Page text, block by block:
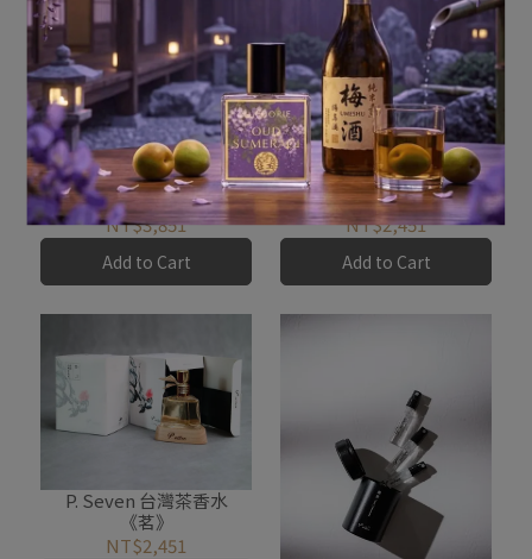
P. Seven 台灣茶香水 《
Oolong Tea 沁香 》
NT$3,851
Add to Cart
P. Seven 台灣茶香水《金
桂 》
NT$2,451
Add to Cart
P. Seven 台灣茶香水
《茗》
NT$2,451